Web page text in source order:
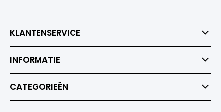
KLANTENSERVICE
INFORMATIE
CATEGORIEËN